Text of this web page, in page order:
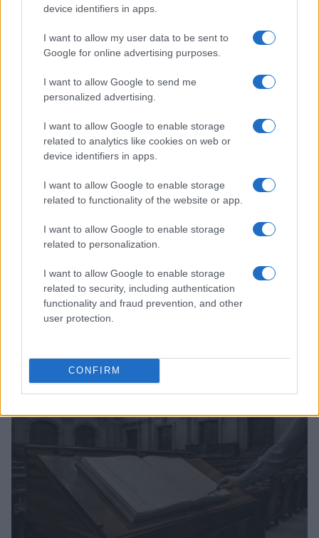
device identifiers in apps.
I want to allow my user data to be sent to
Google for online advertising purposes.
I want to allow Google to send me
personalized advertising.
I want to allow Google to enable storage
related to analytics like cookies on web or
device identifiers in apps.
I want to allow Google to enable storage
related to functionality of the website or app.
I want to allow Google to enable storage
related to personalization.
I want to allow Google to enable storage
related to security, including authentication
functionality and fraud prevention, and other
user protection.
CONFIRM
Continua a leggere
It-Wallet 2026: cosa cambia con i nuovi decreti